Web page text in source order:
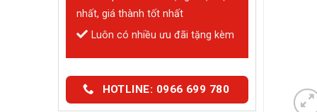
nhất, giá thành tốt nhất
Luôn có nhiều ưu đãi tặng kèm
HOTLINE: 0966 699 780